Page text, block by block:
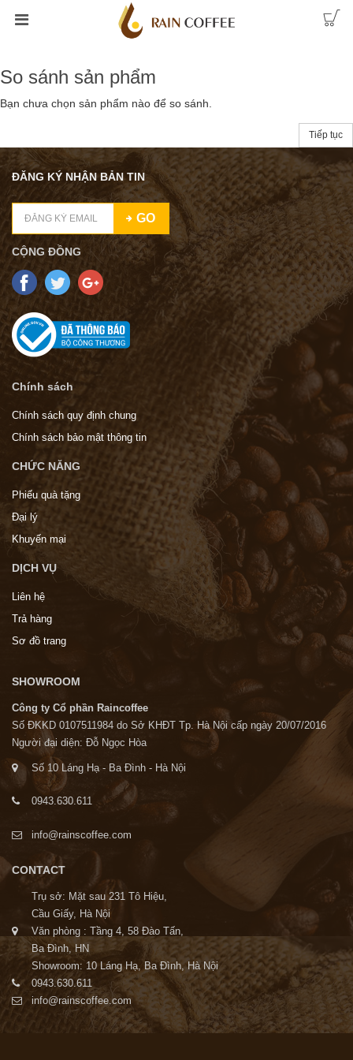
So sánh sản phẩm
Bạn chưa chọn sản phẩm nào để so sánh.
Tiếp tục
ĐĂNG KÝ NHẬN BẢN TIN
GO
CỘNG ĐỒNG
Chính sách
Chính sách quy định chung
Chính sách bảo mật thông tin
CHỨC NĂNG
Phiếu quà tặng
Đại lý
Khuyến mại
DỊCH VỤ
Liên hệ
Trả hàng
Sơ đồ trang
SHOWROOM
Công ty Cổ phần Raincoffee
Số ĐKKD 0107511984 do Sở KHĐT Tp. Hà Nội cấp ngày 20/07/2016
Người đại diện: Đỗ Ngọc Hòa
Số 10 Láng Hạ - Ba Đình - Hà Nội
0943.630.611
info@rainscoffee.com
CONTACT
Trụ sở: Mặt sau 231 Tô Hiệu,
Cầu Giấy, Hà Nội
Văn phòng : Tầng 4, 58 Đào Tấn,
Ba Đình, HN
Showroom: 10 Láng Hạ, Ba Đình, Hà Nội
0943.630.611
info@rainscoffee.com